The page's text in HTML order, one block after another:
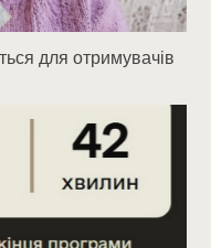
для отримувачів